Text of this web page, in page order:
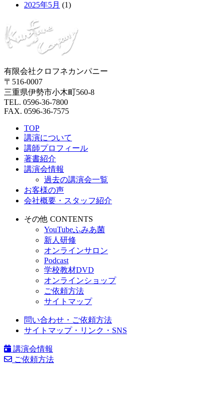
2025年5月 (1)
有限会社クロフネカンパニー
〒516-0007
三重県伊勢市小木町560-8
TEL. 0596-36-7800
FAX. 0596-36-7575
TOP
講演について
講師プロフィール
著書紹介
講演会情報
過去の講演会一覧
お客様の声
会社概要・スタッフ紹介
その他 CONTENTS
YouTubeふみあ菌
新人研修
オンラインサロン
Podcast
学校教材DVD
オンラインショップ
ご依頼方法
サイトマップ
問い合わせ・ご依頼方法
サイトマップ・リンク・SNS
講演会情報
ご依頼方法